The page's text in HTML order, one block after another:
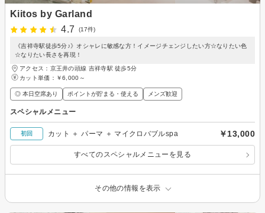
Kiitos by Garland
4.7
(17件)
《吉祥寺駅徒歩5分♪》オシャレに敏感な方！イメージチェンジしたい方☆なりたい色
☆なりたい長さを再現！
アクセス：京王井の頭線 吉祥寺駅 徒歩5分
カット単価： ￥6,000～
◎ 本日空席あり ポイントが貯まる・使える メンズ歓迎
スペシャルメニュー
初回 カット ＋ パーマ ＋ マイクロバブルspa ￥13,000
すべてのスペシャルメニューを見る
その他の情報を表示